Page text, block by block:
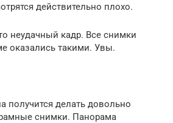
действительно плохо.
неудачный кадр. Все снимки
оказались такими. Увы.
получится делать довольно
снимки. Панорама